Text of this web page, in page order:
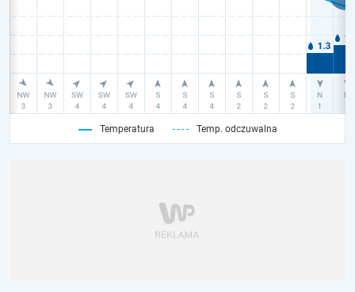
Temperatura Temp. odczuwalna